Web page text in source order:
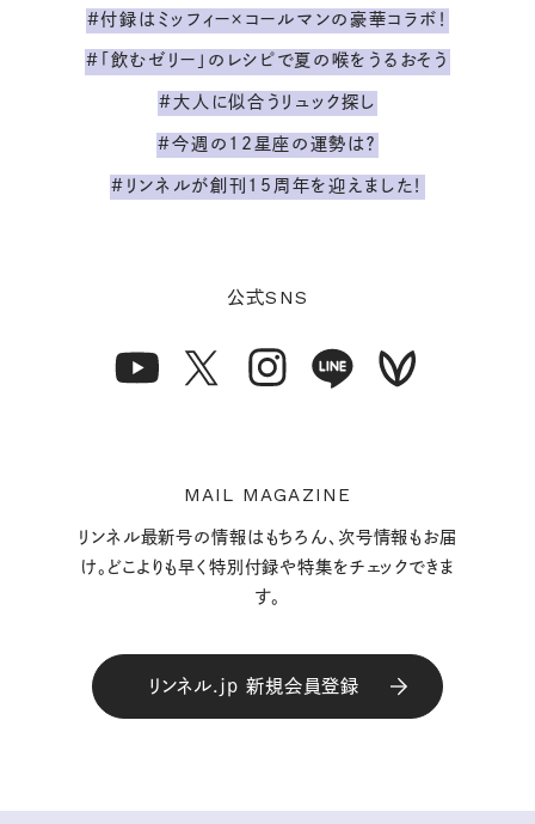
#付録はミッフィー×コールマンの豪華コラボ！
#「飲むゼリー」のレシピで夏の喉をうるおそう
#大人に似合うリュック探し
#今週の12星座の運勢は？
#リンネルが創刊15周年を迎えました！
公式SNS
MAIL MAGAZINE
リンネル最新号の情報はもちろん、次号情報もお届
け。どこよりも早く特別付録や特集をチェックできま
す。
リンネル.jp 新規会員登録